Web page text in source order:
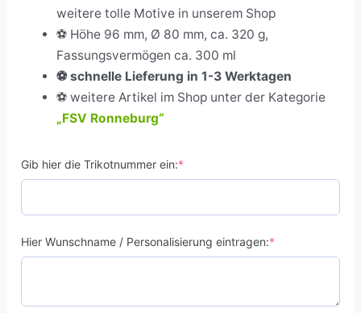
weitere tolle Motive in unserem Shop
⚽ Höhe 96 mm, Ø 80 mm, ca. 320 g,
Fassungsvermögen ca. 300 ml
⚽schnelle Lieferung in 1-3 Werktagen
⚽ weitere Artikel im Shop unter der Kategorie
„FSV Ronneburg“
Gib hier die Trikotnummer ein:*
Hier Wunschname / Personalisierung eintragen:*